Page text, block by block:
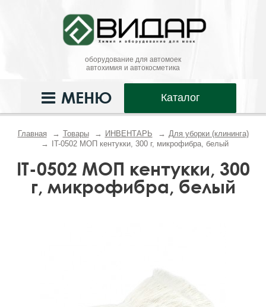
оборудование для автомоек
автохимия и автокосметика
Каталог
МЕНЮ
Главная Товары ИНВЕНТАРЬ
Для уборки (клининга)
IT-0502 МОП кентукки, 300 г, микрофибра, белый
IT-0502 МОП кентукки, 300
г, микрофибра, белый